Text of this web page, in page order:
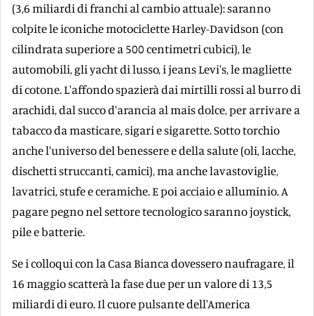
(3,6 miliardi di franchi al cambio attuale): saranno
colpite le iconiche motociclette Harley-Davidson (con
cilindrata superiore a 500 centimetri cubici), le
automobili, gli yacht di lusso, i jeans Levi's, le magliette
di cotone. L'affondo spazierà dai mirtilli rossi al burro di
arachidi, dal succo d'arancia al mais dolce, per arrivare a
tabacco da masticare, sigari e sigarette. Sotto torchio
anche l'universo del benessere e della salute (oli, lacche,
dischetti struccanti, camici), ma anche lavastoviglie,
lavatrici, stufe e ceramiche. E poi acciaio e alluminio. A
pagare pegno nel settore tecnologico saranno joystick,
pile e batterie.
Se i colloqui con la Casa Bianca dovessero naufragare, il
16 maggio scatterà la fase due per un valore di 13,5
miliardi di euro. Il cuore pulsante dell'America